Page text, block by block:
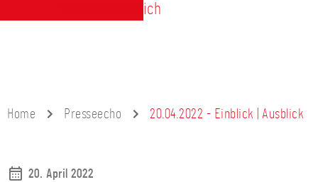
Mitgliederbereich
Home Presseecho 20.04.2022 - Einblick | Ausblick
20. April 2022